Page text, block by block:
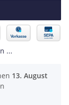
...
13. August